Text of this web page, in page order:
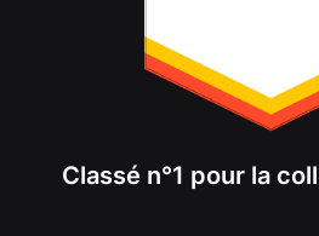
Classé n°1 pour la